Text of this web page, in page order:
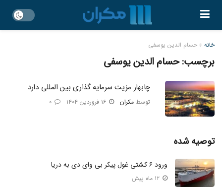
خانه » حسام الدین یوسفی
برچسب:حسام الدین یوسفی
چابهار مزیت سرمایه گذاری بین المللی دارد
توسط مکران
توصیه شده
ورود ۶ کشتی غول پیکر بی‌ وای‌ دی به دریا